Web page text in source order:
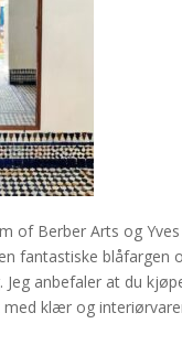
of Berber Arts og Yves
fantastiske blåfargen
anbefaler at du
med klær og